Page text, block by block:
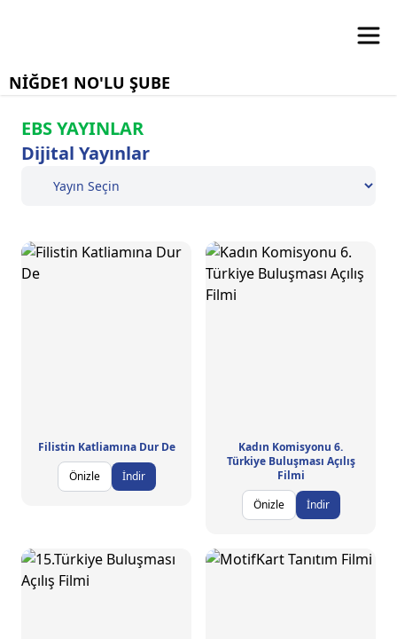
NİĞDE1 NO'LU ŞUBE
EBS YAYINLAR
Dijital Yayınlar
Filistin Katliamına Dur De
Önizle
İndir
Kadın Komisyonu 6.
Türkiye Buluşması Açılış
Filmi
Önizle
İndir